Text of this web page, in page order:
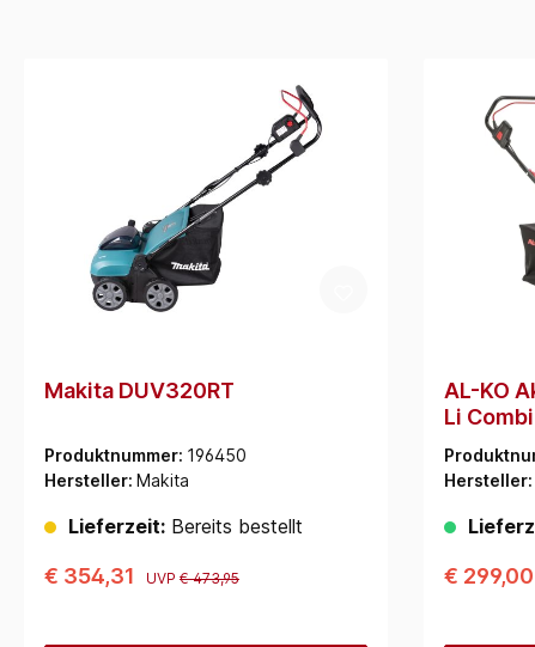
Makita DUV320RT
Produktnummer: 196450
Hersteller: Makita
Lieferzeit: Bereits bestellt
€ 354,31 UVP € 473,95
AL-KO
Li
Akkus
Hersteller:
€ 299,00